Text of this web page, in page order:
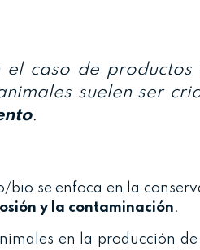
el caso de productos
suelen ser
.
bio se enfoca en la
y la contaminación.
en la producción